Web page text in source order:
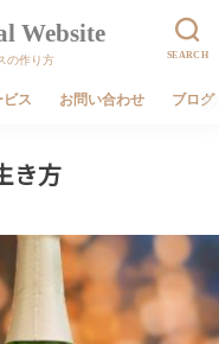
SEARCH
Website
の作り方
ビス お問い合わせ ブログ
き方